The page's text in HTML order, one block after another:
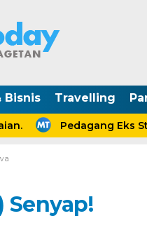
Bisnis Travelling
Pedagang Eks
Senyap!